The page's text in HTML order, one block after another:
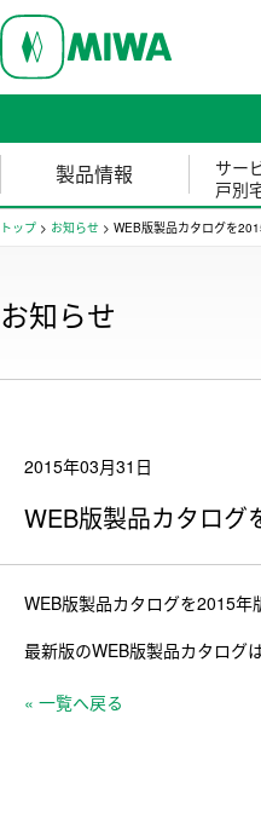
製品情報
サー
戸別
トップ > お知らせ > WEB版製品カタログを
お知らせ
2015年03月31日
WEB版製品カタログ
WEB版製品カタログを2015
最新版のWEB版製品カタログ
« 一覧へ戻る